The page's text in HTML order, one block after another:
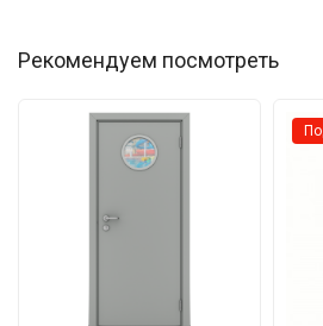
Рекомендуем посмотреть